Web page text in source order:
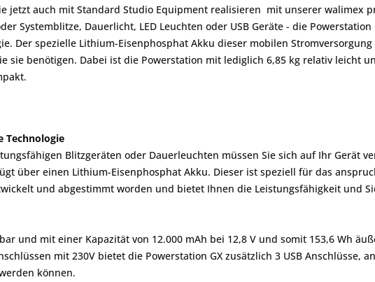
jetzt auch mit Standard Studio Equipment realisieren  mit unserer walimex
Systemblitze, Dauerlicht, LED Leuchten oder USB Geräte - die
Der spezielle Lithium-Eisenphosphat Akku dieser mobilen
sie benötigen. Dabei ist die Powerstation mit lediglich 6,85 kg relativ leicht
Technologie
Blitzgeräten oder Dauerleuchten müssen Sie sich auf Ihr Gerät
über einen Lithium-Eisenphosphat Akku. Dieser ist speziell für das
und abgestimmt worden und bietet Ihnen die Leistungsfähigkeit und
und mit einer Kapazität von 12.000 mAh bei 12,8 V und somit 153,6 Wh
mit 230V bietet die Powerstation GX zusätzlich 3 USB Anschlüsse,
können.